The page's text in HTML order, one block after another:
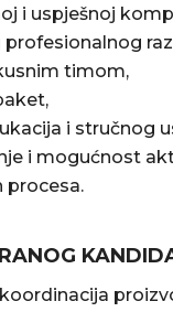
i uspješnoj
timom,
i stručnog
i mogućnost
procesa.